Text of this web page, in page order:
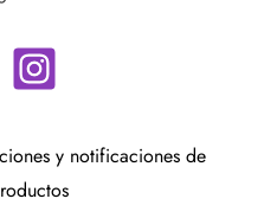
y notificaciones de